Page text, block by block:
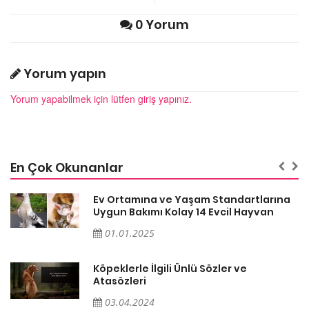
0 Yorum
Yorum yapın
Yorum yapabilmek için lütfen giriş yapınız.
En Çok Okunanlar
Ev Ortamına ve Yaşam Standartlarına
Uygun Bakımı Kolay 14 Evcil Hayvan
01.01.2025
Köpeklerle İlgili Ünlü Sözler ve
Atasözleri
03.04.2024